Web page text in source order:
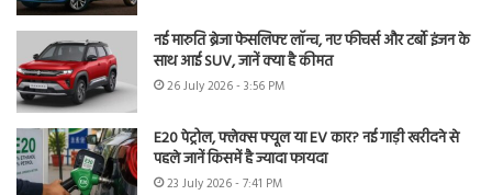
नई मारुति ब्रेजा फेसलिफ्ट लॉन्च, नए फीचर्स और टर्बो इंजन के
साथ आई SUV, जानें क्या है कीमत
26 July 2026 - 3:56 PM
E20 पेट्रोल, फ्लेक्स फ्यूल या EV कार? नई गाड़ी खरीदने से
पहले जानें किसमें है ज्यादा फायदा
23 July 2026 - 7:41 PM